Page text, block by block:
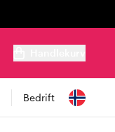
Bedrift